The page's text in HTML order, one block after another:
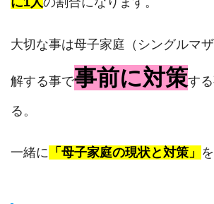
大切な事は母子家庭（シングルマ
解する事で事前に対策す
る。
一緒に 「母子家庭の現状と対策」